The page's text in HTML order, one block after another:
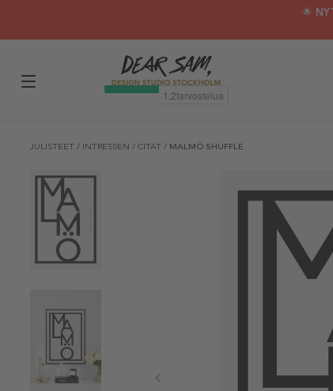
🌟
JULISTEET / INTRESSEN / CITAT / MALMÖ SHUFFLE